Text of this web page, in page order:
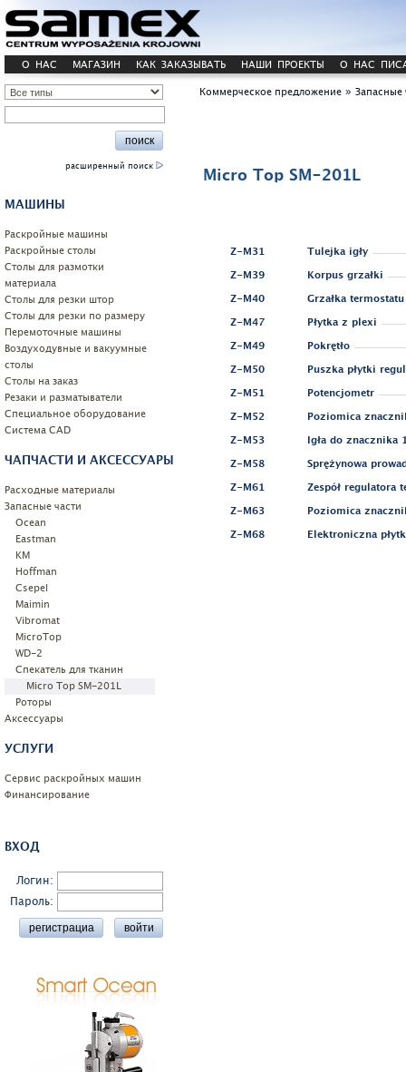
О НАС МАГАЗИН КАК ЗАКАЗЫВАТЬ НАШИ ПРОЕКТЫ О НАС
расширенный поиск
МАШИНЫ
Pаскройные машины
Раскройные столы
Столы для размотки
материала
Cтолы для резки штор
Столы для резки по размеру
Перемоточные машины
Воздуходувные и вакуумные
столы
Столы на заказ
Резаки и разматыватели
Специальное оборудование
Системa CAD
ЧАПЧАСТИ И АКСЕССУАРЫ
Расходные материалы
Запасные части
Ocean
Eastman
KM
Hoffman
Csepel
Maimin
Vibromat
MicroTop
WD-2
Спекатель для тканин
Micro Top SM-201L
Роторы
Аксессуары
УСЛУГИ
Сервис раскройных машин
Финансирование
ВХОД
Логин:
Пароль:
Коммерческое предложение » Запасные
Micro Top SM-201L
Z-M31
Tulejka igły
Z-M39
Korpus grzałki
Z-M40
Grzałka termostatu
Z-M47
Płytka z plexi
Z-M49
Pokrętło
Z-M50
Puszka płytki
Z-M51
Potencjometr
Z-M52
Poziomica
Z-M53
Igła do znacznika
Z-M58
Sprężynowa
Z-M61
Zespół regulatora
Z-M63
Poziomica
Z-M68
Elektroniczna